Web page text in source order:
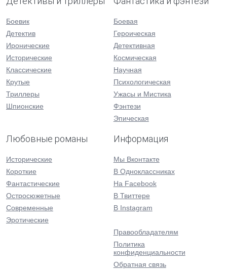
Боевик
Детектив
Иронические
Исторические
Классические
Крутые
Триллеры
Шпионские
Боевая
Героическая
Детективная
Космическая
Научная
Психологическая
Ужасы и Мистика
Фэнтези
Эпическая
Любовные романы
Исторические
Короткие
Фантастические
Остросюжетные
Современные
Эротические
Информация
Мы Вконтакте
В Одноклассниках
На Facebook
В Твиттере
В Instagram
Правообладателям
Политика
конфиденциальности
Обратная связь